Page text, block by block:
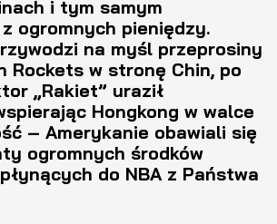
i tym samym
ogromnych pieniędzy.
na myśl przeprosiny
Rockets w stronę Chin, po
„Rakiet” uraził
Hongkong w walce
– Amerykanie obawiali się
ogromnych środków
do NBA z Państwa